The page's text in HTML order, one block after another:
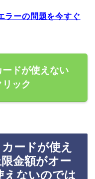
ラーの問題を今すぐ
ドが使えない
ック
ードが使え
金額がオー
えないのでは